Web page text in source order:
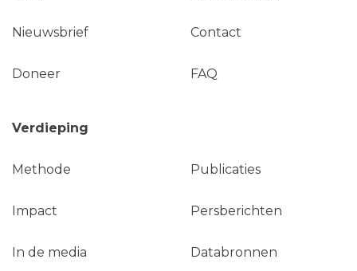
Nieuwsbrief Contact
Doneer FAQ
Verdieping
Methode Publicaties
Impact Persberichten
In de media Databronnen